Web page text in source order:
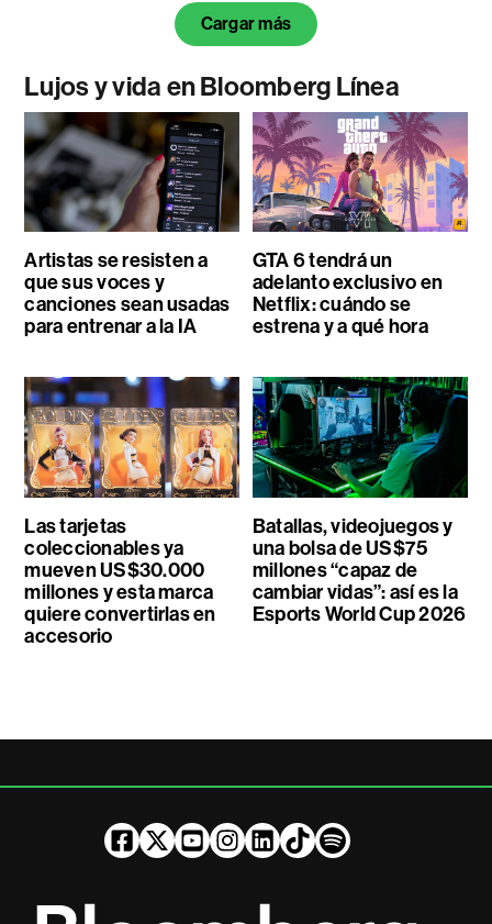
Cargar más
Lujos y vida en Bloomberg Línea
Artistas se resisten a
que sus voces y
canciones sean usadas
para entrenar a la IA
GTA 6 tendrá un
adelanto exclusivo en
Netflix: cuándo se
estrena y a qué hora
Las tarjetas
coleccionables ya
mueven US$30.000
millones y esta marca
quiere convertirlas en
accesorio
Batallas, videojuegos y
una bolsa de US$75
millones “capaz de
cambiar vidas”: así es la
Esports World Cup 2026